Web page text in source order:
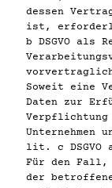
dessen
ist,
b DSGVO als
Soweit eine
Daten zur
lit. c DSGVO
Für den Fall,
der